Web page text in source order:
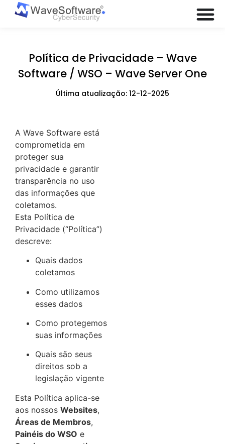
Política de Privacidade – Wave
Software / WSO – Wave Server One
Última atualização: 12-12-2025
A Wave Software está
comprometida em
proteger sua
privacidade e garantir
transparência no uso
das informações que
coletamos.
Esta Política de
Privacidade (“Política”)
descreve:
Quais dados
coletamos
Como utilizamos
esses dados
Como protegemos
suas informações
Quais são seus
direitos sob a
legislação vigente
Esta Política aplica-se
aos nossos Websites,
Áreas de Membros,
Painéis do WSO e